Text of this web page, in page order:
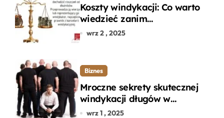
Koszty windykacji: Co warto
wiedzieć zanim
zdecydujesz się na
wrz 2 , 2025
Biznes
Mroczne sekrety skutecznej
windykacji długów w
departamencie windykacji
wrz 1 , 2025